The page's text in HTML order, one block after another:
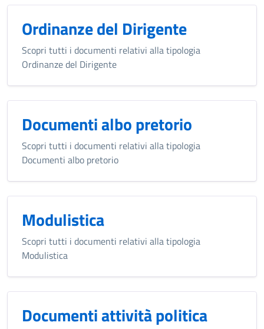
Ordinanze del Dirigente
Scopri tutti i documenti relativi alla tipologia
Ordinanze del Dirigente
Documenti albo pretorio
Scopri tutti i documenti relativi alla tipologia
Documenti albo pretorio
Modulistica
Scopri tutti i documenti relativi alla tipologia
Modulistica
Documenti attività politica